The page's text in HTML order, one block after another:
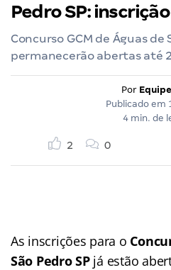
Pedro SP:
Concurso GCM de Águas de
permanecerão abertas até
Por
Publicado em
4 min. de
2 0
As inscrições para o
São Pedro SPjá estão